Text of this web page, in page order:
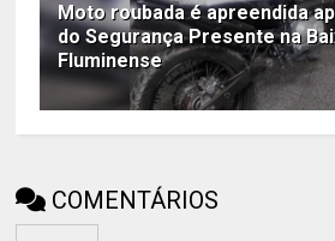
Moto roubada é apreendida
do Segurança Presente na
Fluminense
COMENTÁRIOS